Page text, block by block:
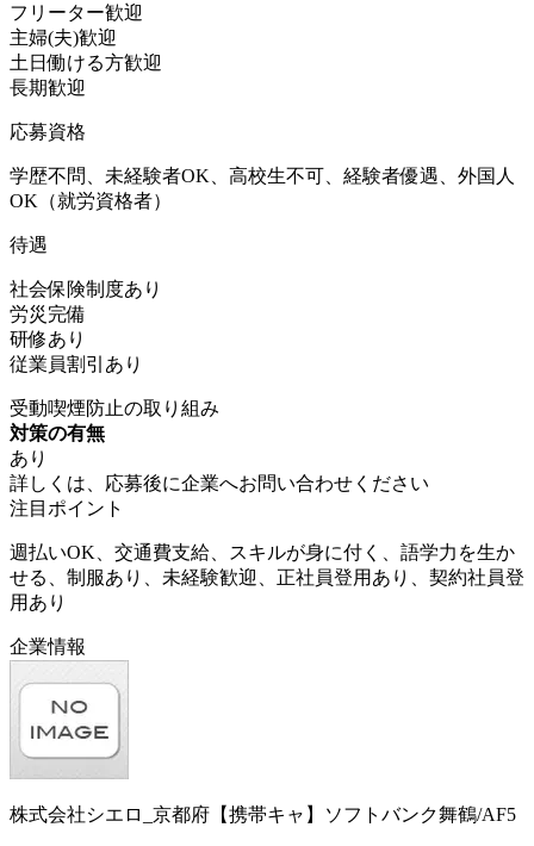
フリーター歓迎
主婦(夫)歓迎
土日働ける方歓迎
長期歓迎
応募資格
学歴不問、未経験者OK、高校生不可、経験者優遇、外国人
OK（就労資格者）
待遇
社会保険制度あり
労災完備
研修あり
従業員割引あり
受動喫煙防止の取り組み
対策の有無
あり
詳しくは、応募後に企業へお問い合わせください
注目ポイント
週払いOK、交通費支給、スキルが身に付く、語学力を生か
せる、制服あり、未経験歓迎、正社員登用あり、契約社員登
用あり
企業情報
株式会社シエロ_京都府【携帯キャ】ソフトバンク舞鶴/AF5